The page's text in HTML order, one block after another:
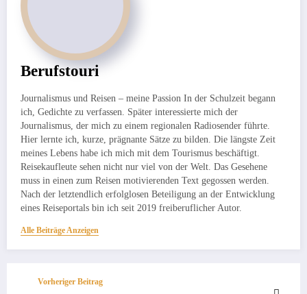
Berufstouri
Journalismus und Reisen – meine Passion In der Schulzeit begann
ich, Gedichte zu verfassen. Später interessierte mich der
Journalismus, der mich zu einem regionalen Radiosender führte.
Hier lernte ich, kurze, prägnante Sätze zu bilden. Die längste Zeit
meines Lebens habe ich mich mit dem Tourismus beschäftigt.
Reisekaufleute sehen nicht nur viel von der Welt. Das Gesehene
muss in einen zum Reisen motivierenden Text gegossen werden.
Nach der letztendlich erfolglosen Beteiligung an der Entwicklung
eines Reiseportals bin ich seit 2019 freiberuflicher Autor.
Alle Beiträge Anzeigen
Vorheriger Beitrag